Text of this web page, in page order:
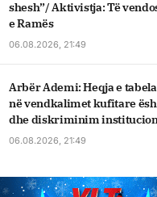
shesh”/ Aktivistja: Të
e Ramës
06.08.2026, 21:49
Arbër Ademi: Heqja e
në vendkalimet kufitare
dhe diskriminim
06.08.2026, 21:49